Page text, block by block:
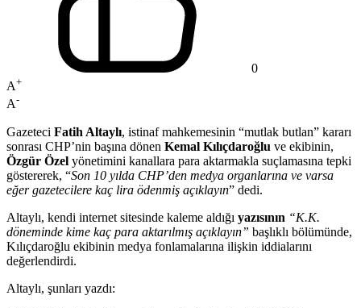
0
A+
A-
Gazeteci Fatih Altaylı, istinaf mahkemesinin “mutlak butlan” kararı
sonrası CHP’nin başına dönen Kemal Kılıçdaroğlu ve ekibinin,
Özgür Özel yönetimini kanallara para aktarmakla suçlamasına tepki
göstererek, “Son 10 yılda CHP’den medya organlarına ve varsa
eğer gazetecilere kaç lira ödenmiş açıklayın” dedi.
Altaylı, kendi internet sitesinde kaleme aldığı yazısının “K.K.
döneminde kime kaç para aktarılmış açıklayın” başlıklı bölümünde,
Kılıçdaroğlu ekibinin medya fonlamalarına ilişkin iddialarını
değerlendirdi.
Altaylı, şunları yazdı: